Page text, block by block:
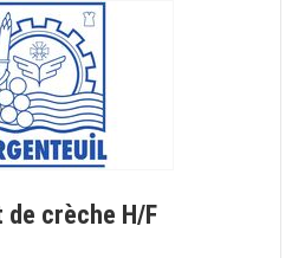
crèche H/F